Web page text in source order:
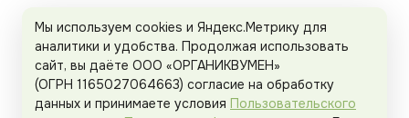
Рекламодателям Политика конфиденциальности
Пользовательское соглашение
Мы используем cookies и Яндекс.Метрику для
аналитики и удобства. Продолжая использовать
сайт, вы даёте ООО «ОРГАНИКВУМЕН»
(ОГРН 1165027064663) согласие на обработку
данных и принимаете условия Пользовательского